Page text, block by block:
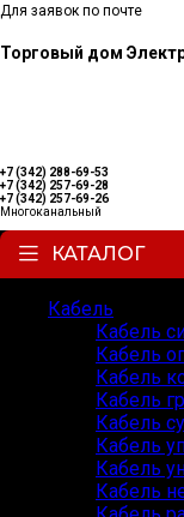
Для заявок по почте
Торговый дом
+7 (342) 288-69-53
+7 (342) 257-69-28
+7 (342) 257-69-26
Многоканальный
КАТАЛОГ
Кабель
Кабель
Кабель
Кабель
Кабель
Кабель
Кабель
Кабель
Кабель